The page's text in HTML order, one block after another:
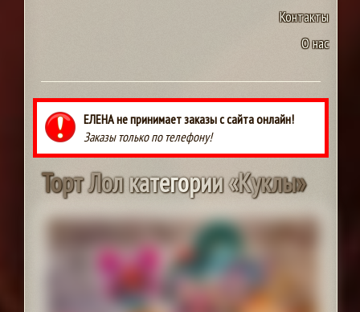
Контакты
О нас
ЕЛЕНА не принимает заказы с сайта онлайн!
Заказы только по телефону!
ТортЛолкатегории«Куклы»